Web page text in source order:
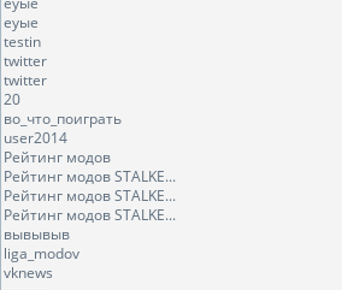
еуые
testin
twitter
twitter
20
во_что_поиграть
user2014
Рейтинг модов
Рейтинг модов STALKE...
Рейтинг модов STALKE...
Рейтинг модов STALKE...
вывывыв
liga_modov
vknews